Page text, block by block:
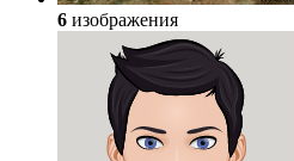
6 изображения